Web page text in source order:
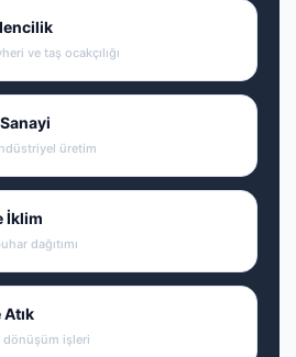
ve taş ocakçılığı
üretim
İklim
dağıtımı
dönüşüm işleri